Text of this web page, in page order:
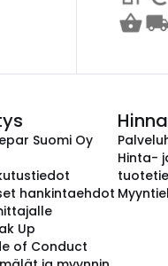
Suomi Oy
hankintaehdot
Up
of Conduct
Hinta-